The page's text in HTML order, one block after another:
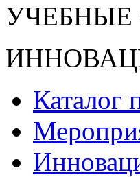
Каталог